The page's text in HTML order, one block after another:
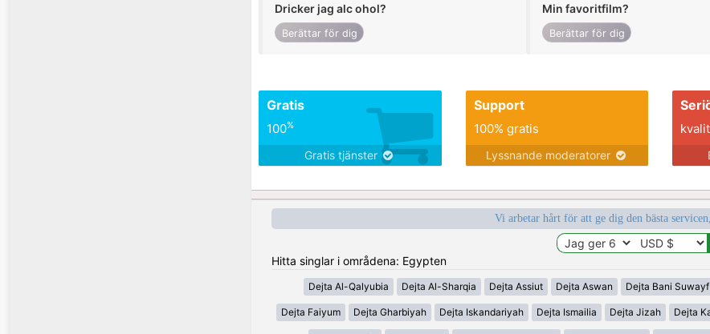
Dricker jag alc ohol?
Berättar för dig
Min favoritfilm?
Berättar för dig
Gratis
100%
Gratis tjänster
Support
100% gratis
Lyssnande moderatorer
Vi arbetar hårt för att ge dig den bästa
Hitta singlar i områdena: Egypten
Dejta Al-Qalyubia Dejta Al-Sharqia Dejta Assiut Dejta Aswan Dejta Bani Suwayf
Dejta Faiyum Dejta Gharbiyah Dejta Iskandariyah Dejta Ismailia Dejta Jizah Dejta